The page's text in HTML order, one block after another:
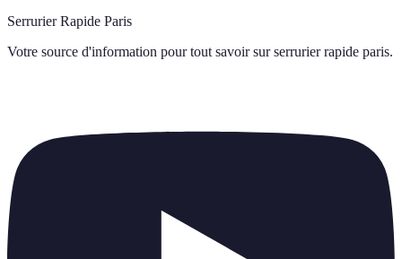
Serrurier Rapide Paris
Votre source d'information pour tout savoir sur serrurier rapide paris.